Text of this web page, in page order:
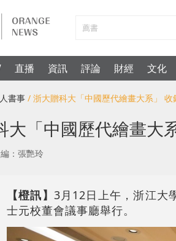
直播 資訊 評論 財經 文化
書事 / 浙大贈科大「中國歷代繪畫大系」
大「中國歷代繪畫大
：張艷玲
【橙訊】 3月12日上午，浙江大
士元校董會議事廳舉行。